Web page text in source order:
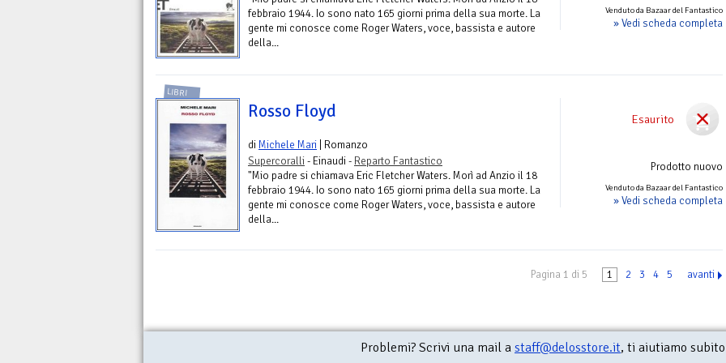
Venduto da Bazaar del Fantastico
» Vedi scheda completa
febbraio 1944. Io sono nato 165 giorni prima della sua morte. La
gente mi conosce come Roger Waters, voce, bassista e autore
della...
Esaurito
Prodotto nuovo
Venduto da Bazaar del Fantastico
» Vedi scheda completa
LIBRI
Rosso Floyd
di Michele Mari | Romanzo
Supercoralli - Einaudi - Reparto Fantastico
"Mio padre si chiamava Eric Fletcher Waters. Morì ad Anzio il 18
febbraio 1944. Io sono nato 165 giorni prima della sua morte. La
gente mi conosce come Roger Waters, voce, bassista e autore
della...
Pagina 1 di 5 1 2 3 4 5 avanti
Problemi? Scrivi una mail a staff@delosstore.it, ti aiutiamo